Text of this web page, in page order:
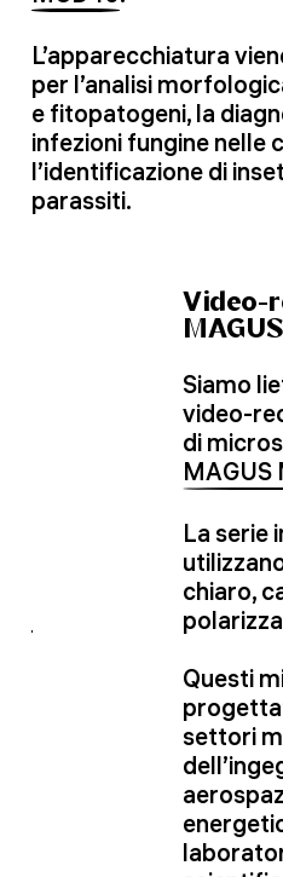
L’apparecchiatura
per l’analisi
e fitopatogeni, la
infezioni fungine nelle
l’identificazione di
parassiti.
Video-
Siamo
video-
di
La serie
chiaro,
Questi
settori